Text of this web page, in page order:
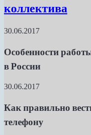
коллектива
30.06.2017
Особенности
в России
30.06.2017
Как правильно
телефону